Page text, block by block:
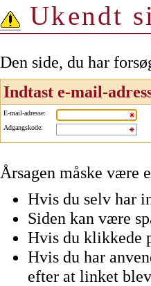
Ukendt
Den side, du har
Indtast e-mail-
E-mail-adresse:
Adgangskode:
Årsagen måske være
Hvis du selv har
Siden kan være
Hvis du klikkede
Hvis du har
efter at linket